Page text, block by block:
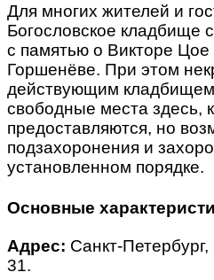
Для многих жителей и
Богословское кладбище
с памятью о Викторе
Горшенёве. При этом
действующим кладбищем
свободные места здесь,
предоставляются, но
подзахоронения и
установленном порядке.
Основные
Адрес: Санкт-
31.